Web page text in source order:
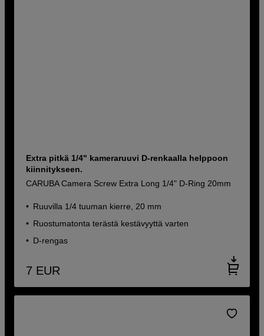
Extra pitkä 1/4" kameraruuvi D-renkaalla helppoon
kiinnitykseen.
CARUBA Camera Screw Extra Long 1/4" D-Ring 20mm
Ruuvilla 1/4 tuuman kierre, 20 mm
Ruostumatonta terästä kestävyyttä varten
D-rengas
7 EUR